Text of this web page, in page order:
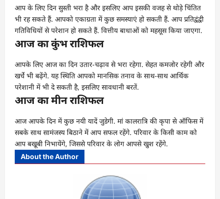
आप के लिए दिन सुस्ती भरा है और इसलिए आप इसकी वजह से थोड़े चिंतित
भी रह सकते हैं. आपको एकाग्रता में कुछ समस्याएं हो सकती हैं. आप प्रतिद्वंद्वी
गतिविधियों से परेशान हो सकते हैं. वित्तीय बाधाओं को महसूस किया जाएगा.
आज का कुंभ राशिफल
आपके लिए आज का दिन उतार-चढ़ाव से भरा रहेगा. सेहत कमजोर रहेगी और
खर्चे भी बढ़ेंगे. यह स्थिति आपको मानसिक तनाव के साथ-साथ आर्थिक
परेशानी में भी दे सकती है, इसलिए सावधानी बरतें.
आज का मीन राशिफल
आज आपके दिन में कुछ नयी यादें जुडेगी. मां कालरात्रि की कृपा से ऑफिस में
सबके साथ सामंजस्य बिठाने में आप सफल रहेंगे. परिवार के किसी काम को
आप बखूबी निभायेंगे, जिससे परिवार के लोग आपसे खुश रहेंगे.
About the Author